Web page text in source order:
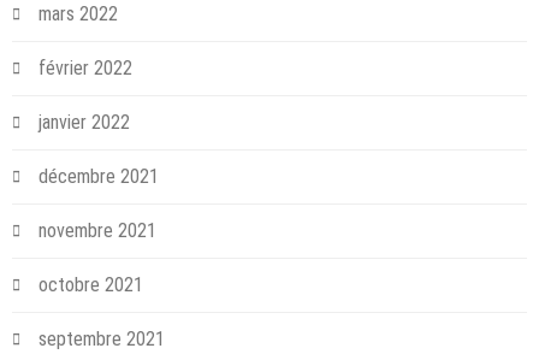
mars 2022
février 2022
janvier 2022
décembre 2021
novembre 2021
octobre 2021
septembre 2021